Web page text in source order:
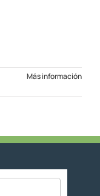
Más información